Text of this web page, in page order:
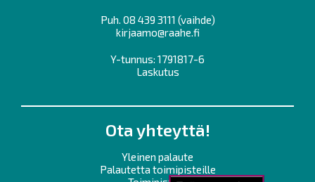
Puh. 08 439 3111 (vaihde)
kirjaamo@raahe.fi
Y-tunnus: 1791817-6
Laskutus
Ota yhteyttä!
Yleinen palaute
Palautetta toimipisteille